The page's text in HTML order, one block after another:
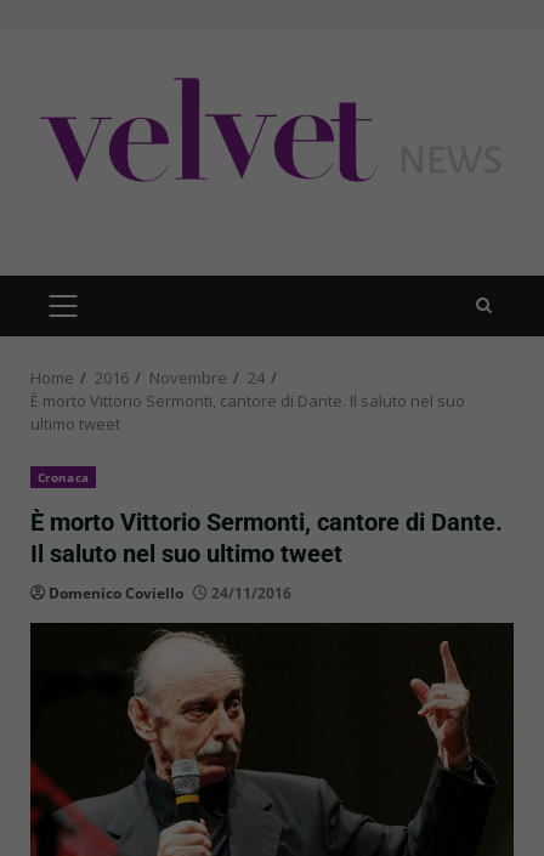
PRIMARY
MENU
Home 2016 Novembre
24
È morto Vittorio Sermonti, cantore di Dante. Il saluto nel suo
ultimo tweet
Cronaca
È morto Vittorio Sermonti, cantore di Dante.
Il saluto nel suo ultimo tweet
Domenico Coviello 24/11/2016